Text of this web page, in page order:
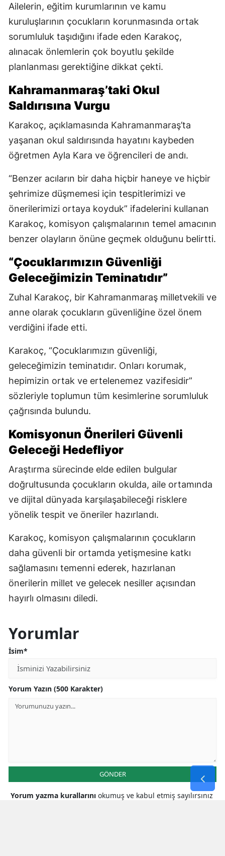
Ailelerin, eğitim kurumlarının ve kamu
kuruluşlarının çocukların korunmasında ortak
sorumluluk taşıdığını ifade eden Karakoç,
alınacak önlemlerin çok boyutlu şekilde
planlanması gerektiğine dikkat çekti.
Kahramanmaraş’taki Okul
Saldırısına Vurgu
Karakoç, açıklamasında Kahramanmaraş’ta
yaşanan okul saldırısında hayatını kaybeden
öğretmen Ayla Kara ve öğrencileri de andı.
“Benzer acıların bir daha hiçbir haneye ve hiçbir
şehrimize düşmemesi için tespitlerimizi ve
önerilerimizi ortaya koyduk” ifadelerini kullanan
Karakoç, komisyon çalışmalarının temel amacının
benzer olayların önüne geçmek olduğunu belirtti.
“Çocuklarımızın Güvenliği
Geleceğimizin Teminatıdır”
Zuhal Karakoç, bir Kahramanmaraş milletvekili ve
anne olarak çocukların güvenliğine özel önem
verdiğini ifade etti.
Karakoç, “Çocuklarımızın güvenliği,
geleceğimizin teminatıdır. Onları korumak,
hepimizin ortak ve ertelenemez vazifesidir”
sözleriyle toplumun tüm kesimlerine sorumluluk
çağrısında bulundu.
Komisyonun Önerileri Güvenli
Geleceği Hedefliyor
Araştırma sürecinde elde edilen bulgular
doğrultusunda çocukların okulda, aile ortamında
ve dijital dünyada karşılaşabileceği risklere
yönelik tespit ve öneriler hazırlandı.
Karakoç, komisyon çalışmalarının çocukların
daha güvenli bir ortamda yetişmesine katkı
sağlamasını temenni ederek, hazırlanan
önerilerin millet ve gelecek nesiller açısından
hayırlı olmasını diledi.
Yorumlar
İsim*
Yorum Yazın (500 Karakter)
GÖNDER
Yorum yazma kurallarını okumuş ve kabul etmiş sayılırsınız